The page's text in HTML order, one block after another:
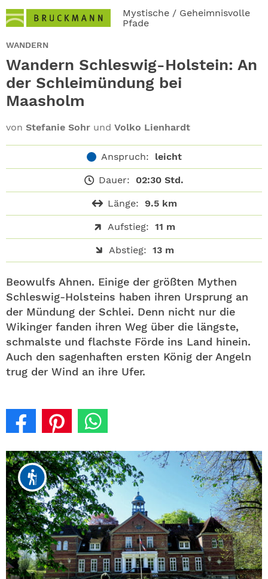
Mystische / Geheimnisvolle
Pfade
WANDERN
Wandern Schleswig-Holstein: An
der Schleimündung bei
Maasholm
von Stefanie Sohr und Volko Lienhardt
Anspruch: leicht
Dauer: 02:30 Std.
Länge: 9.5 km
Aufstieg: 11 m
Abstieg: 13 m
Beowulfs Ahnen. Einige der größten Mythen
Schleswig-Holsteins haben ihren Ursprung an
der Mündung der Schlei. Denn nicht nur die
Wikinger fanden ihren Weg über die längste,
schmalste und flachste Förde ins Land hinein.
Auch den sagenhaften ersten König der Angeln
trug der Wind an ihre Ufer.
ABO
NEWSLETTER